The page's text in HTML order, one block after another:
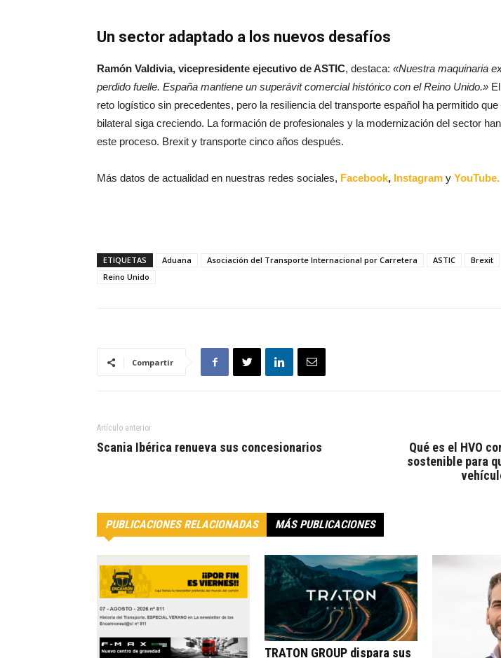
Un sector adaptado a los nuevos desafíos
Ramón Valdivia, vicepresidente ejecutivo de ASTIC, destaca: «Nuestra maquinaria
perdido fuelle. España mantiene un superávit comercial histórico con el Reino Unido.»
reto logístico sin precedentes, pero la resiliencia del transporte español ha permitido
bilateral siga creciendo. La formación de profesionales y la modernización del sector
este proceso. Brexit y transporte cinco años después.
Más datos de actualidad en nuestras redes sociales, Facebook, Instagram y YouTube.
ETIQUETAS Aduana Asociación del Transporte Internacional por Carretera ASTIC Brexit
Reino Unido
Compartir
Artículo anterior
Scania Ibérica renueva sus concesionarios
Qué es el HVO
sostenible para
PUBLICACIONES RELACIONADAS MÁS PUBLICACIONES
TRATON GROUP dispara sus